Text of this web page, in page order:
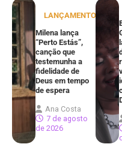
LANÇAMENTOS
Milena lança
“Perto Estás”,
canção que
testemunha a
fidelidade de
Deus em tempo
de espera
Ana Costa
7 de agosto
de 2026